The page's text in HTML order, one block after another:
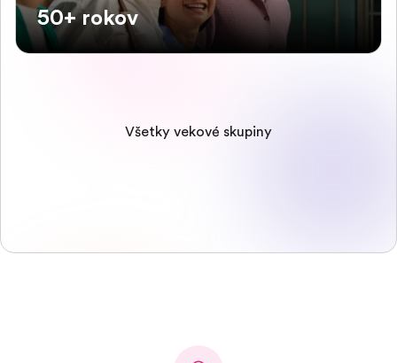
50+ rokov
Všetky vekové skupiny